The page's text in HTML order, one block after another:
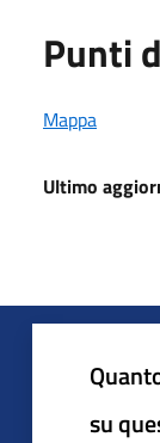
Punti
Mappa
Ultimo
su